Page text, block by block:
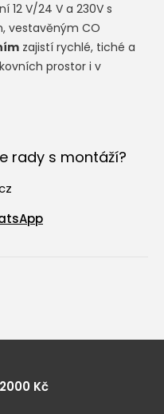
12 V/24 V a 230V s
vestavěným CO
zajistí rychlé, tiché a
prostor i v
rady s montáží?
Kč